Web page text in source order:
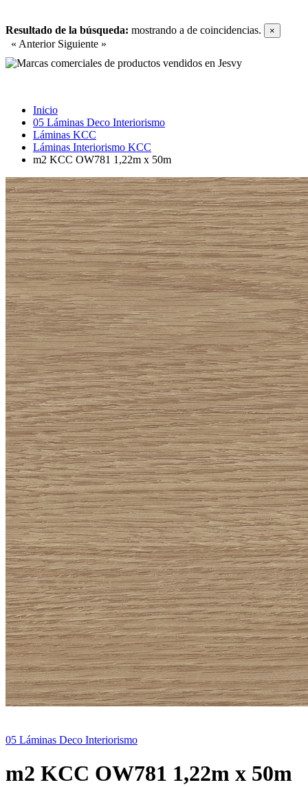
Resultado de la búsqueda: mostrando a de coincidencias. ×
« Anterior Siguiente »
Inicio
05 Láminas Deco Interiorismo
Láminas KCC
Láminas Interiorismo KCC
m2 KCC OW781 1,22m x 50m
05 Láminas Deco Interiorismo
m2 KCC OW781 1,22m x 50m